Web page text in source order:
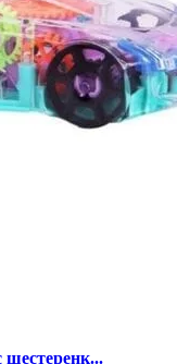
шестеренк...